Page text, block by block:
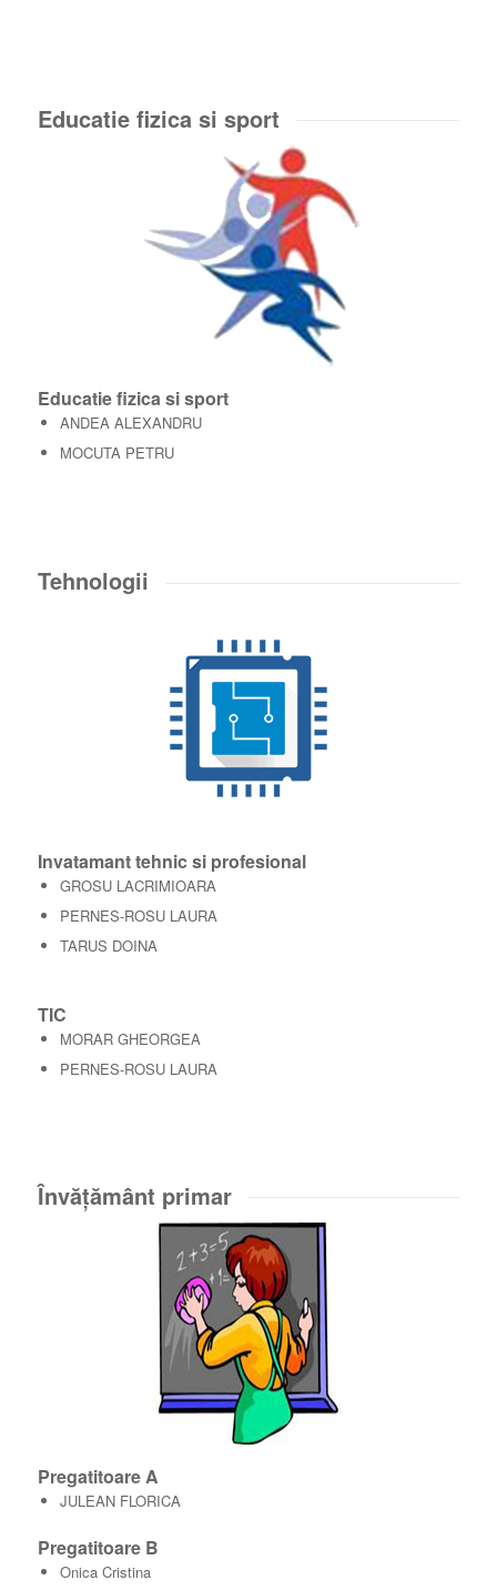
Educatie fizica si sport
Educatie fizica si sport
ANDEA ALEXANDRU
MOCUTA PETRU
Tehnologii
Invatamant tehnic si profesional
GROSU LACRIMIOARA
PERNES-ROSU LAURA
TARUS DOINA
TIC
MORAR GHEORGEA
PERNES-ROSU LAURA
Învăţământ primar
Pregatitoare A
JULEAN FLORICA
Pregatitoare B
Onica Cristina